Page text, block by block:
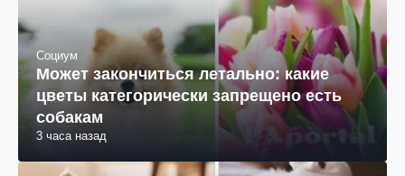
Социум
Может закончиться летально: какие
цветы категорически запрещено есть
собакам
3 часа назад